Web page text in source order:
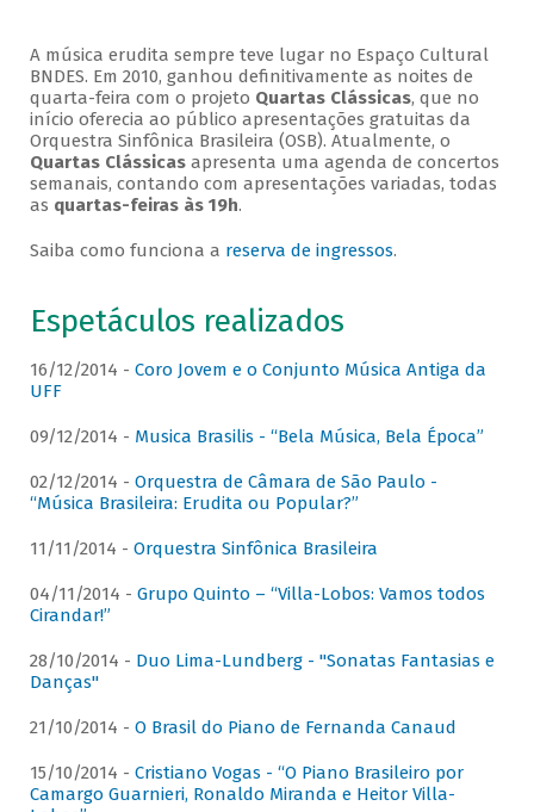
A música erudita sempre teve lugar no Espaço Cultural
BNDES. Em 2010, ganhou definitivamente as noites de
quarta-feira com o projeto Quartas Clássicas, que no
início oferecia ao público apresentações gratuitas da
Orquestra Sinfônica Brasileira (OSB). Atualmente, o
Quartas Clássicasapresenta uma agenda de concertos
semanais, contando com apresentações variadas, todas
as quartas-feiras às 19h.
Saiba como funciona a reserva de ingressos.
Espetáculos realizados
16/12/2014 - Coro Jovem e o Conjunto Música Antiga da
UFF
09/12/2014 - Musica Brasilis - “Bela Música, Bela Época”
02/12/2014 - Orquestra de Câmara de São Paulo -
“Música Brasileira: Erudita ou Popular?”
11/11/2014 - Orquestra Sinfônica Brasileira
04/11/2014 - Grupo Quinto – “Villa-Lobos: Vamos todos
Cirandar!”
28/10/2014 - Duo Lima-Lundberg - "Sonatas Fantasias e
Danças"
21/10/2014 - O Brasil do Piano de Fernanda Canaud
15/10/2014 - Cristiano Vogas - “O Piano Brasileiro por
Camargo Guarnieri, Ronaldo Miranda e Heitor Villa-